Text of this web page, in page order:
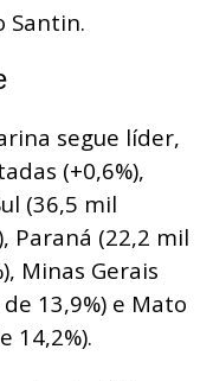
Santin.
segue líder,
(+0,6%),
(36,5 mil
Paraná (22,2 mil
Minas Gerais
13,9%) e Mato
14,2%).